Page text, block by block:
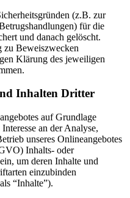
(z.B. zur
für die
und danach gelöscht.
zu Beweiszwecken
Klärung des jeweiligen
Inhalten Dritter
auf Grundlage
an der Analyse,
unseres Onlineangebotes
Inhalts- oder
um deren Inhalte und
einzubinden
“Inhalte”).